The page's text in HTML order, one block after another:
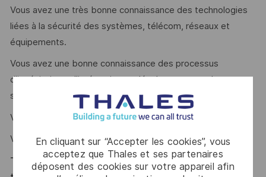
En cliquant sur “Accepter les cookies”, vous
acceptez que Thales et ses partenaires
déposent des cookies sur votre appareil afin
Vous avez une très bonne connaissance des technologies
liées à la sécurité des systèmes, télécom, réseaux et
équipements.
Vous avez une bonne connaissance des processus
d’ingénierie et d’intégration et développements de
sécurité.
Vous aimez le travail en équipe.
Vous êtes autonome et avez du leadership.
Thales, entreprise Handi-Engagée, reconnait